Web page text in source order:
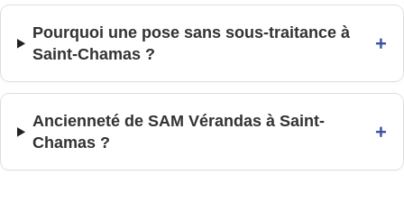
Pourquoi une pose sans sous-traitance à
Saint-Chamas ?
+
Ancienneté de SAM Vérandas à Saint-
Chamas ?
+